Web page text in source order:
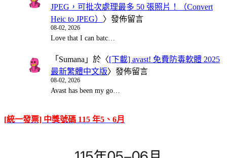
JPEG，可批次處理最多 50 張照片！（Convert
Heic to JPEG） 〉發佈留言
08-02, 2026
Love that I can batc…
「 Sumana 」於〈[下載] avast! 免費防毒軟體 2025
最新繁體中文版〉發佈留言
08-02, 2026
Avast has been my go…
[統一發票] 中獎號碼 115 年5、6月